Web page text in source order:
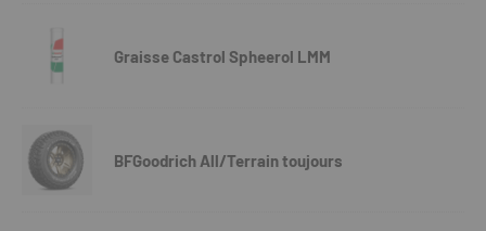
Graisse Castrol Spheerol LMM
BFGoodrich All/Terrain toujours